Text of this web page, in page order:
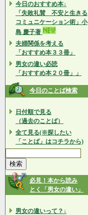
今日のおすすめ本↓
「失敗礼賛 不安と生きる
コミュニケーション術」小
島 慶子著
夫婦関係を考える
「おすすめ本３３冊」
男女の違い必読
「おすすめ本２０冊」」
今日のことば検索
日付順で見る
（過去のことば）
全て見る(※探したい
「ことば」はコチラから)
必見！本から読み
とく「男女の違い」
男女の違いって？↓